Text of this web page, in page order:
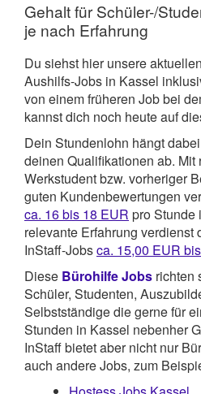
Gehalt für Schüler-/
je nach Erfahrung
Du siehst hier unsere
Aushilfs-Jobs in Kassel
von einem früheren Job bei
kannst dich noch heute auf
Dein Stundenlohn hängt
deinen Qualifikationen ab.
Werkstudent bzw. vorheriger
guten Kundenbewertungen
ca. 16 bis 18 EUR pro Stunde
relevante Erfahrung verdienst
InStaff-Jobsca. 15,00 EUR
Diese Bürohilfe Jobs richten
Schüler, Studenten,
Selbstständige die gerne für
Stunden in Kassel nebenher
InStaff bietet aber nicht nur
auch andere Jobs, zum